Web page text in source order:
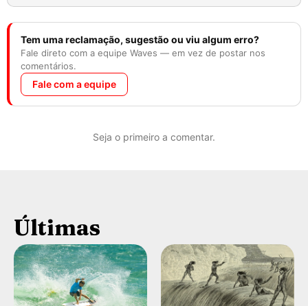
Tem uma reclamação, sugestão ou viu algum erro?
Fale direto com a equipe Waves — em vez de postar nos
comentários.
Fale com a equipe
Seja o primeiro a comentar.
Últimas